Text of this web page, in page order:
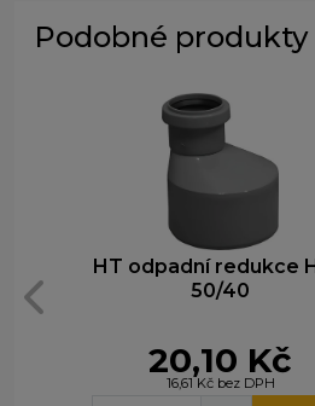
Podobné produkty
HT odpadní redukce
50/40
20,10 Kč
16,61 Kč bez DPH